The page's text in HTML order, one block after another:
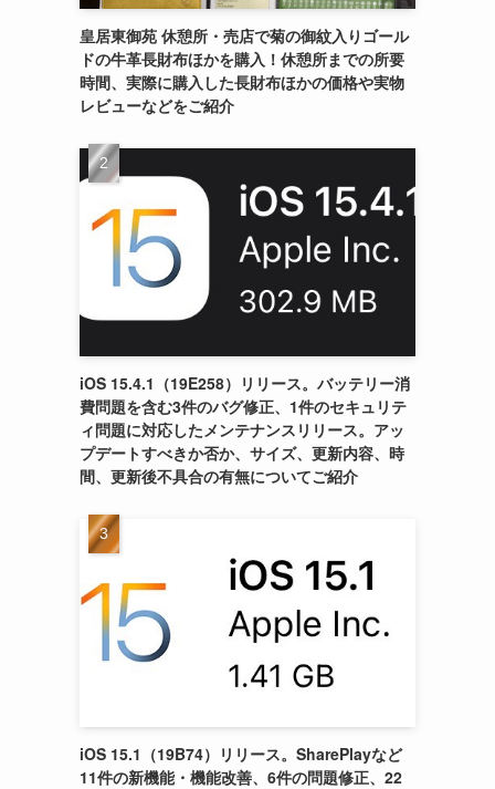
皇居東御苑 休憩所・売店で菊の御紋入りゴール
ドの牛革長財布ほかを購入！休憩所までの所要
時間、実際に購入した長財布ほかの価格や実物
レビューなどをご紹介
iOS 15.4.1（19E258）リリース。バッテリー消
費問題を含む3件のバグ修正、1件のセキュリテ
ィ問題に対応したメンテナンスリリース。アッ
プデートすべきか否か、サイズ、更新内容、時
間、更新後不具合の有無についてご紹介
iOS 15.1（19B74）リリース。SharePlayなど
11件の新機能・機能改善、6件の問題修正、22